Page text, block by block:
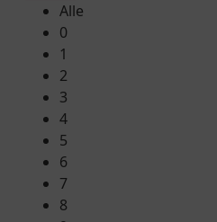
Alle
0
1
2
3
4
5
6
7
8